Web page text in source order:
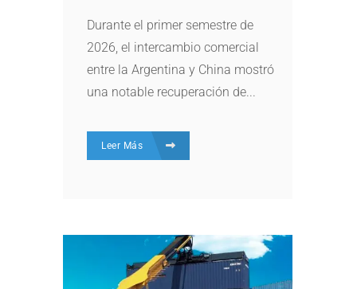
Durante el primer semestre de
2026, el intercambio comercial
entre la Argentina y China mostró
una notable recuperación de...
Leer Más